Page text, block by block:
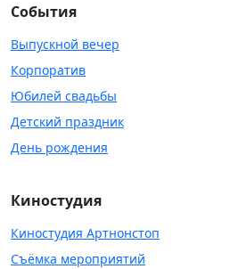
События
Выпускной вечер
Корпоратив
Юбилей свадьбы
Детский праздник
День рождения
Киностудия
Киностудия Артнонстоп
Съёмка мероприятий